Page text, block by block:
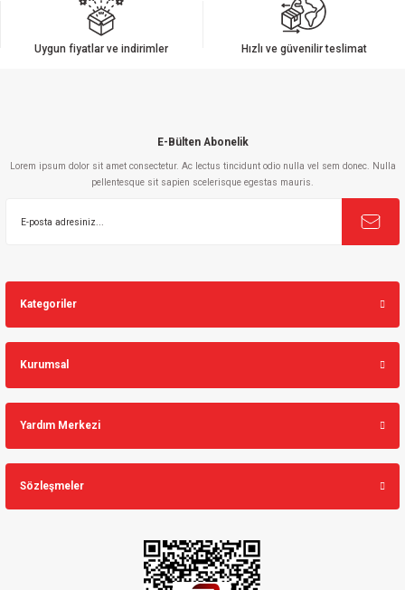
Ürün açıklamasında eksik bilgiler bulunuyor.
Ürün bilgilerinde hatalar bulunuyor.
Ürün fiyatı diğer sitelerden daha pahalı.
Uygun fiyatlar ve indirimler Hızlı ve güvenilir teslimat
E-Bülten Abonelik
Lorem ipsum dolor sit amet consectetur. Ac lectus tincidunt odio nulla vel sem donec. Nulla
pellentesque sit sapien scelerisque egestas mauris.
Kategoriler
Kurumsal
Yardım Merkezi
Sözleşmeler